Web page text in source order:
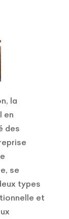
la
en
des
se
types
et